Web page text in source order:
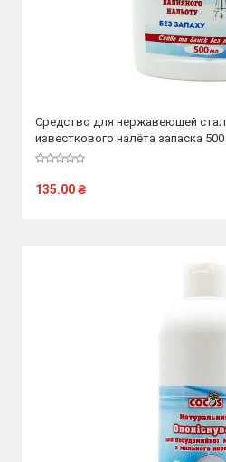
Средство для нержавеющей
известкового налёта запаска
135.00₴